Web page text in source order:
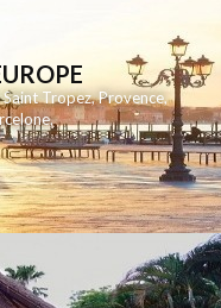
Saint Tropez,Provence,
,